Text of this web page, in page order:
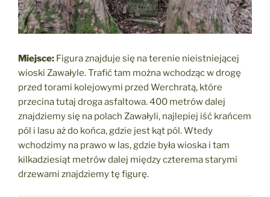
Miejsce: Figura znajduje się na terenie nieistniejącej
wioski Zawałyle. Trafić tam można wchodząc w drogę
przed torami kolejowymi przed Werchratą, które
przecina tutaj droga asfaltowa. 400 metrów dalej
znajdziemy się na polach Zawałyli, najlepiej iść krańcem
pól i lasu aż do końca, gdzie jest kąt pól. Wtedy
wchodzimy na prawo w las, gdzie była wioska i tam
kilkadziesiąt metrów dalej między czterema starymi
drzewami znajdziemy tę figurę.